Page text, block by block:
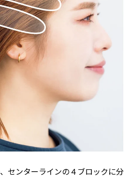
センターラインの４ブロックに分